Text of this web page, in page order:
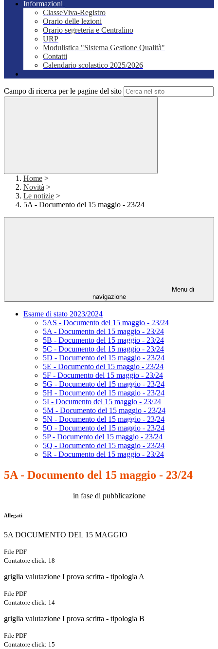
Informazioni
ClasseViva-Registro
Orario delle lezioni
Orario segreteria e Centralino
URP
Modulistica "Sistema Gestione Qualità"
Contatti
Calendario scolastico 2025/2026
Campo di ricerca per le pagine del sito
Home >
Novità >
Le notizie >
5A - Documento del 15 maggio - 23/24
Menu di
navigazione
Esame di stato 2023/2024
5AS - Documento del 15 maggio - 23/24
5A - Documento del 15 maggio - 23/24
5B - Documento del 15 maggio - 23/24
5C - Documento del 15 maggio - 23/24
5D - Documento del 15 maggio - 23/24
5E - Documento del 15 maggio - 23/24
5F - Documento del 15 maggio - 23/24
5G - Documento del 15 maggio - 23/24
5H - Documento del 15 maggio - 23/24
5I - Documento del 15 maggio - 23/24
5M - Documento del 15 maggio - 23/24
5N - Documento del 15 maggio - 23/24
5O - Documento del 15 maggio - 23/24
5P - Documento del 15 maggio - 23/24
5Q - Documento del 15 maggio - 23/24
5R - Documento del 15 maggio - 23/24
5A - Documento del 15 maggio - 23/24
in fase di pubblicazione
Allegati
5A DOCUMENTO DEL 15 MAGGIO
File PDF
Contatore click: 18
griglia valutazione I prova scritta - tipologia A
File PDF
Contatore click: 14
griglia valutazione I prova scritta - tipologia B
File PDF
Contatore click: 15